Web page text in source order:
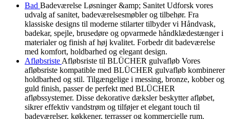
Bad Badeværelse Løsninger &amp; Sanitet Udforsk vores
udvalg af sanitet, badeværelsesmøbler og tilbehør. Fra
klassiske designs til moderne stilarter tilbyder vi Håndvask,
badekar, spejle, brusedøre og opvarmede håndklædestænger i
materialer og finish af høj kvalitet. Forbedr dit badeværelse
med komfort, holdbarhed og elegant design.
Afløbsriste Afløbsriste til BLÜCHER gulvafløb Vores
afløbsriste kompatible med BLÜCHER gulvafløb kombinerer
holdbarhed og stil. Tilgængelige i messing, bronze, kobber og
guld finish, passer de perfekt med BLÜCHER
afløbssystemer. Disse dekorative dæksler beskytter afløbet,
sikrer effektiv vandstrøm og tilføjer et elegant touch til
badeværelser, køkkener, terrasser og kommercielle rum.